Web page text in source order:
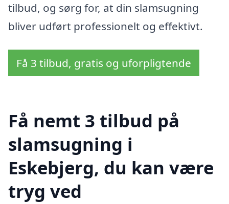
tilbud, og sørg for, at din slamsugning
bliver udført professionelt og effektivt.
Få 3 tilbud, gratis og uforpligtende
Få nemt 3 tilbud på
slamsugning i
Eskebjerg, du kan være
tryg ved